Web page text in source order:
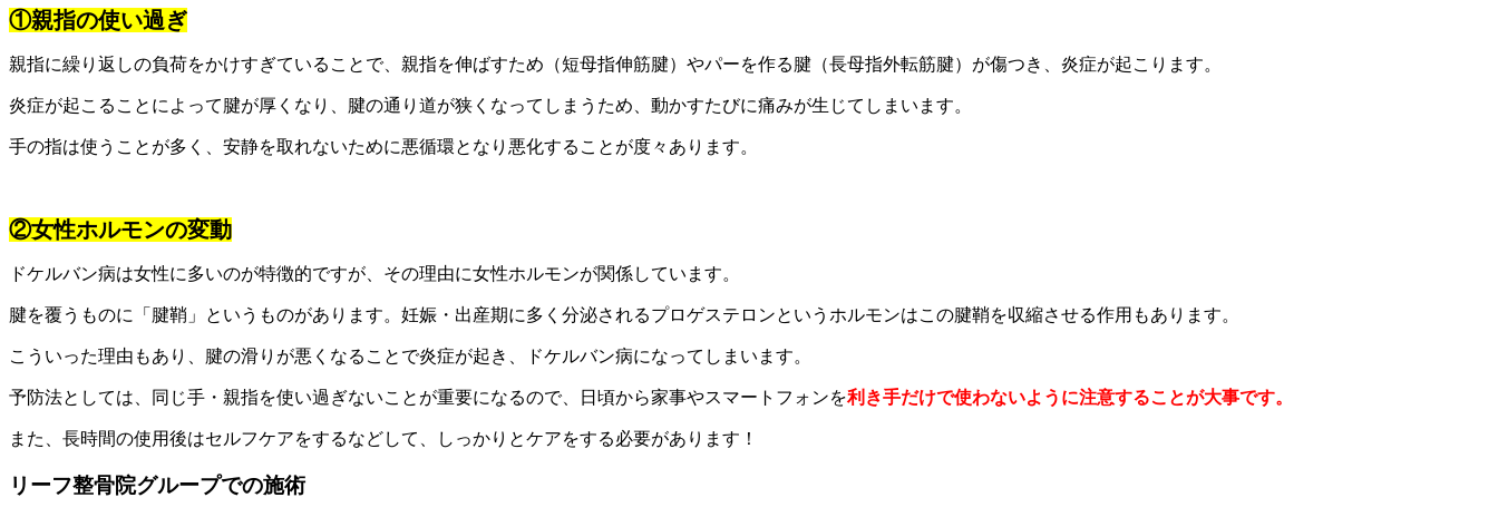
①親指の使い過ぎ
親指に繰り返しの負荷をかけすぎていることで、親指を伸ばすため（短母指伸筋腱）やパーを作る腱（長母指外転筋腱）が傷つき、炎症が起こります。
炎症が起こることによって腱が厚くなり、腱の通り道が狭くなってしまうため、動かすたびに痛みが生じてしまいます。
手の指は使うことが多く、安静を取れないために悪循環となり悪化することが度々あります。
②女性ホルモンの変動
ドケルバン病は女性に多いのが特徴的ですが、その理由に女性ホルモンが関係しています。
腱を覆うものに「腱鞘」というものがあります。妊娠・出産期に多く分泌されるプロゲステロンというホルモンはこの腱鞘を収縮させる作用もあります。
こういった理由もあり、腱の滑りが悪くなることで炎症が起き、ドケルバン病になってしまいます。
予防法としては、同じ手・親指を使い過ぎないことが重要になるので、日頃から家事やスマートフォンを利き手だけで使わないように注意することが大事です。
また、長時間の使用後はセルフケアをするなどして、しっかりとケアをする必要があります！
リーフ整骨院グループでの施術